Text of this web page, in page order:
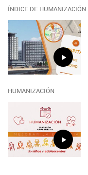
ÍNDICE DE HUMANIZACIÓN
HUMANIZACIÓN